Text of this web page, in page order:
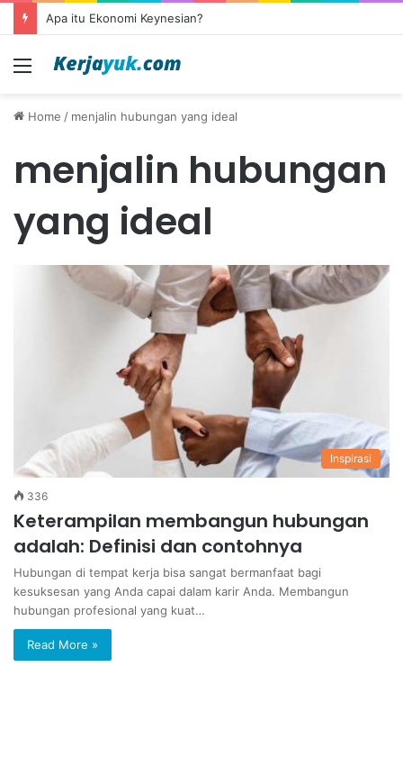
Apa itu Ekonomi Keynesian?
Menu
Home / menjalin hubungan yang ideal
menjalin hubungan
yang ideal
Inspirasi
336
Keterampilan membangun hubungan
adalah: Definisi dan contohnya
Hubungan di tempat kerja bisa sangat bermanfaat bagi
kesuksesan yang Anda capai dalam karir Anda. Membangun
hubungan profesional yang kuat…
Read More »